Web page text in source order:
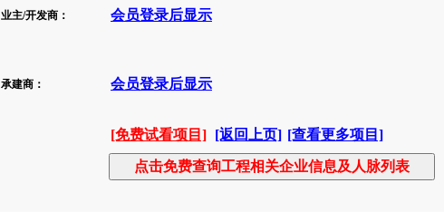
业主/开发商： 会员登录后显示
承建商： 会员登录后显示
[免费试看项目] [返回上页] [查看更多项目]